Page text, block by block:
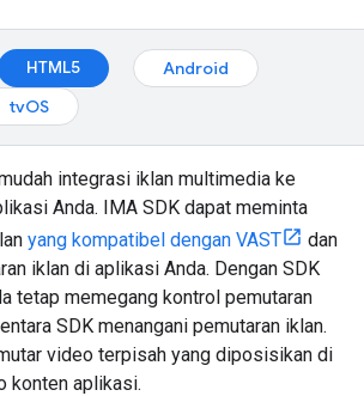
HTML5
Android
tvOS
integrasi iklan multimedia ke
Anda. IMA SDK dapat meminta
yang kompatibel dengan VAST
dan
iklan di aplikasi Anda. Dengan SDK
tetap memegang kontrol pemutaran
SDK menangani pemutaran iklan.
video terpisah yang diposisikan di
konten aplikasi.